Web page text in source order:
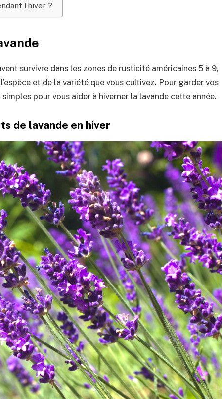
l’hiver ?
survivre dans les zones de rusticité américaines 5 à 9,
et de la variété que vous cultivez. Pour garder vos
pour vous aider à hiverner la lavande cette année.
de lavande en hiver